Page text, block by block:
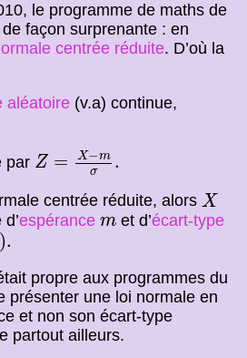
le programme de maths de
façon surprenante : en
centrée réduite. D’où la
aléatoire(v.a) continue,
par Z = X−m
σ
.
Z= −m σ.
centrée réduite, alors X
X
espérance m
m et d’écart-type
).
propre aux programmes du
présenter une loi normale en
et non son écart-type
partout ailleurs.